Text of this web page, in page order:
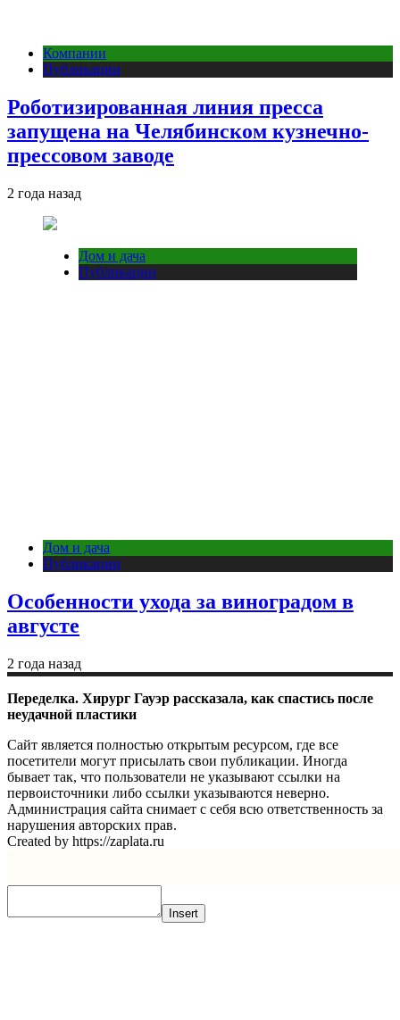
Компании
Публикации
Роботизированная линия пресса
запущена на Челябинском кузнечно-
прессовом заводе
2 года назад
Дом и дача
Публикации
Дом и дача
Публикации
Особенности ухода за виноградом в
августе
2 года назад
Переделка. Хирург Гауэр рассказала, как спастись после
неудачной пластики
Сайт является полностью открытым ресурсом, где все
посетители могут присылать свои публикации. Иногда
бывает так, что пользователи не указывают ссылки на
первоисточники либо ссылки указываются неверно.
Администрация сайта снимает с себя всю ответственность за
нарушения авторских прав.
Created by https://zaplata.ru
Insert